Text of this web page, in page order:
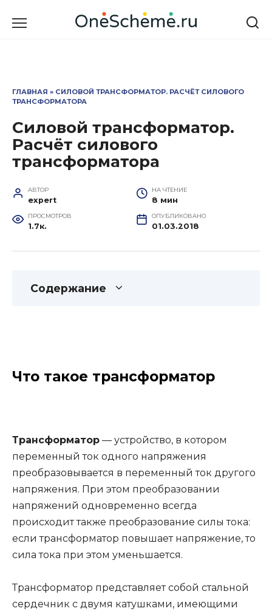
ГЛАВНАЯ » СИЛОВОЙ ТРАНСФОРМАТОР. РАСЧЁТ СИЛОВОГО
ТРАНСФОРМАТОРА
Силовой трансформатор.
Расчёт силового
трансформатора
АВТОР
expert
НА ЧТЕНИЕ
8 мин
ПРОСМОТРОВ
1.7к.
ОПУБЛИКОВАНО
01.03.2018
Содержание
Что такое трансформатор
Трансформатор — устройство, в котором
переменный ток одного напряжения
преобразовывается в переменный ток другого
напряжения. При этом преобразовании
напряжений одновременно всегда
происходит также преобразование силы тока:
если трансформатор повышает напряжение, то
сила тока при этом уменьшается.
Трансформатор представляет собой стальной
сердечник с двумя катушками, имеющими